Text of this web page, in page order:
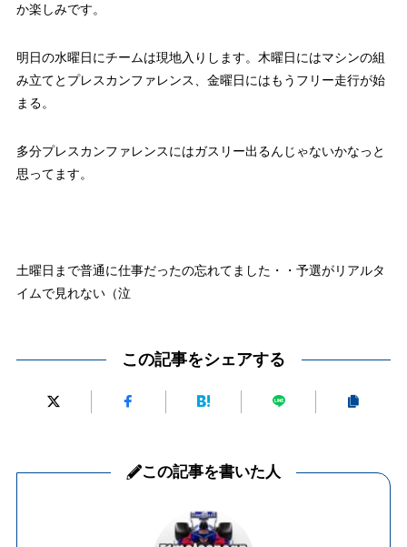
か楽しみです。
明日の水曜日にチームは現地入りします。木曜日にはマシンの組
み立てとプレスカンファレンス、金曜日にはもうフリー走行が始
まる。
多分プレスカンファレンスにはガスリー出るんじゃないかなっと
思ってます。
土曜日まで普通に仕事だったの忘れてました・・予選がリアルタ
イムで見れない（泣
この記事をシェアする
この記事を書いた人